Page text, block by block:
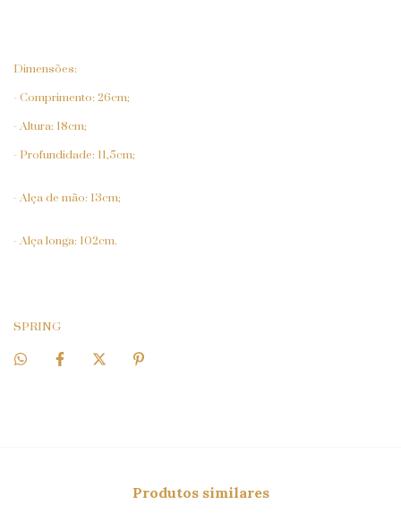
Dimensões:
- Comprimento: 26cm;
- Altura: 18cm;
- Profundidade: 11,5cm;
- Alça de mão: 13cm;
- Alça longa: 102cm.
SPRING
Produtos similares